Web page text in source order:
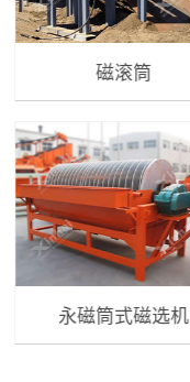
磁滚筒
永磁筒式磁选机